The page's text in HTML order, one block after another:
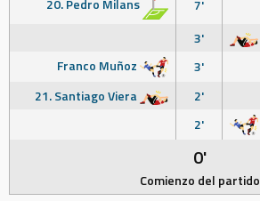
7'
3'
Franco Muñoz
3'
21. Santiago Viera
2'
2'
0'
Comienzo del partido